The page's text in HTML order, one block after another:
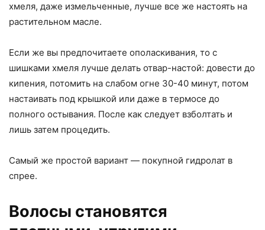
хмеля, даже измельченные, лучше все же настоять на
растительном масле.
Если же вы предпочитаете ополаскивания, то с
шишками хмеля лучше делать отвар-настой: довести до
кипения, потомить на слабом огне 30-40 минут, потом
настаивать под крышкой или даже в термосе до
полного остывания. После как следует взболтать и
лишь затем процедить.
Самый же простой вариант — покупной гидролат в
спрее.
Волосы становятся